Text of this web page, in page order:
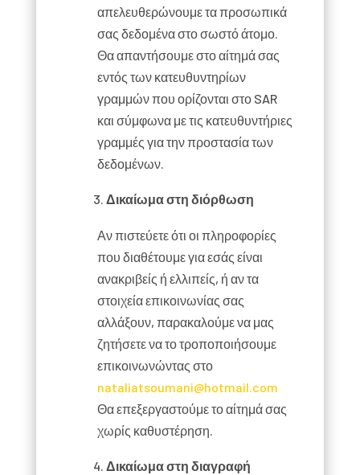
απελευθερώνουμε τα προσωπικά
σας δεδομένα στο σωστό άτομο.
Θα απαντήσουμε στο αίτημά σας
εντός των κατευθυντηρίων
γραμμών που ορίζονται στο SAR
και σύμφωνα με τις κατευθυντήριες
γραμμές για την προστασία των
δεδομένων.
Δικαίωμα στη διόρθωση
Αν πιστεύετε ότι οι πληροφορίες
που διαθέτουμε για εσάς είναι
ανακριβείς ή ελλιπείς, ή αν τα
στοιχεία επικοινωνίας σας
αλλάξουν, παρακαλούμε να μας
ζητήσετε να το τροποποιήσουμε
επικοινωνώντας στο
nataliatsoumani@hotmail.com
Θα επεξεργαστούμε το αίτημά σας
χωρίς καθυστέρηση.
Δικαίωμα στη διαγραφή